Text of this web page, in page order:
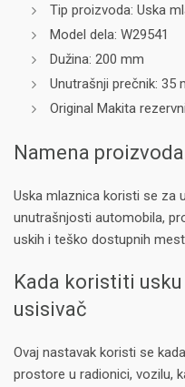
Tip proizvoda: Uska
Model dela: W29541
Dužina: 200 mm
Unutrašnji prečnik: 35
Original Makita
Namena proizvoda
Uska mlaznica koristi se za
unutrašnjosti automobila,
uskih i teško dostupnih
Kada koristiti
usisivač
Ovaj nastavak koristi se
prostore u radionici, vozilu,